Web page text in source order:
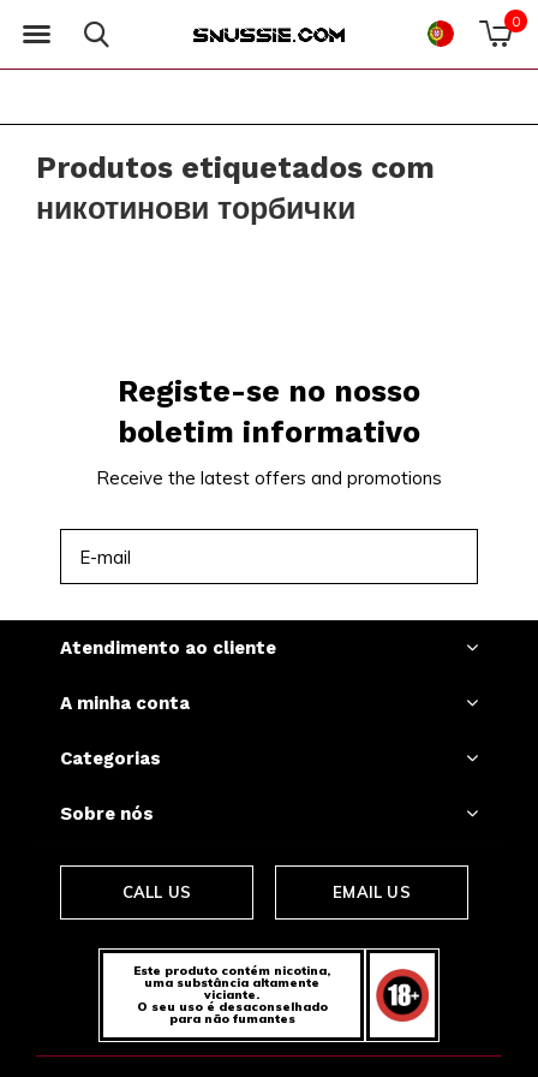
0
Produtos etiquetados com
никотинови торбички
Registe-se no nosso
boletim informativo
Receive the latest offers and promotions
Atendimento ao cliente
A minha conta
Categorias
Sobre nós
CALL US EMAIL US
Este produto contém nicotina,
uma substância altamente
viciante.
O seu uso é desaconselhado
para não fumantes